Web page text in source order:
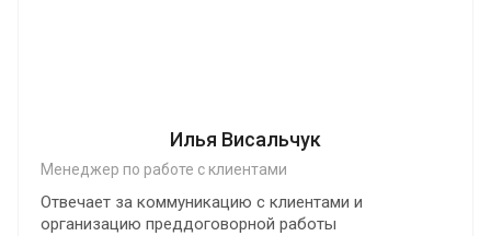
Илья Висальчук
Менеджер по работе с клиентами
Отвечает за коммуникацию с клиентами и
организацию преддоговорной работы